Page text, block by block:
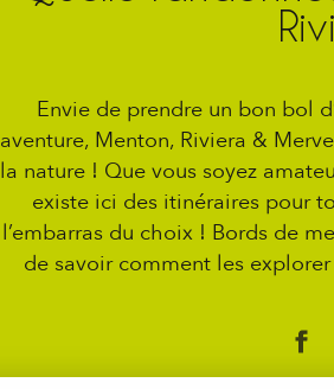
Envie de prendre un bon bol
aventure, Menton, Riviera &
la nature ! Que vous soyez
existe ici des itinéraires pour
l’embarras du choix ! Bords de
de savoir comment les